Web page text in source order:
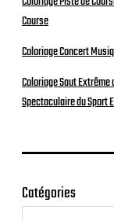
Course
Coloriage Concert
Coloriage Saut
Spectaculaire du Sport
Catégories